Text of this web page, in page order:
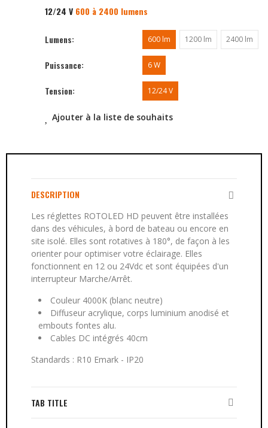
12/24 V 600 à 2400 lumens
Lumens 600 lm 1200 lm 2400 lm
Puissance 6 W
Tension 12/24 V
Ajouter à la liste de souhaits
DESCRIPTION
Les réglettes ROTOLED HD peuvent être installées
dans des véhicules, à bord de bateau ou encore en
site isolé. Elles sont rotatives à 180°, de façon à les
orienter pour optimiser votre éclairage. Elles
fonctionnent en 12 ou 24Vdc et sont équipées d'un
interrupteur Marche/Arrêt.
Couleur 4000K (blanc neutre)
Diffuseur acrylique, corps luminium anodisé et
embouts fontes alu.
Cables DC intégrés 40cm
Standards : R10 Emark - IP20
TAB TITLE